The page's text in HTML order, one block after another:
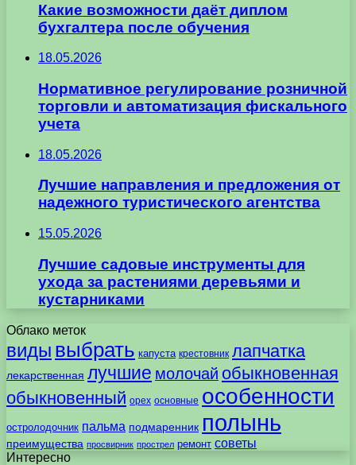
Какие возможности даёт диплом
бухгалтера после обучения
18.05.2026
Нормативное регулирование розничной
торговли и автоматизация фискального
учета
18.05.2026
Лучшие направления и предложения от
надежного туристического агентства
15.05.2026
Лучшие садовые инструменты для
ухода за растениями деревьями и
кустарниками
Облако меток
виды выбрать капуста крестовник лапчатка
лекарственная лучшие молочай обыкновенная
обыкновенный орех основные особенности
остролодочник пальма подмаренник полынь
преимущества просвирник прострел ремонт советы
Интересно